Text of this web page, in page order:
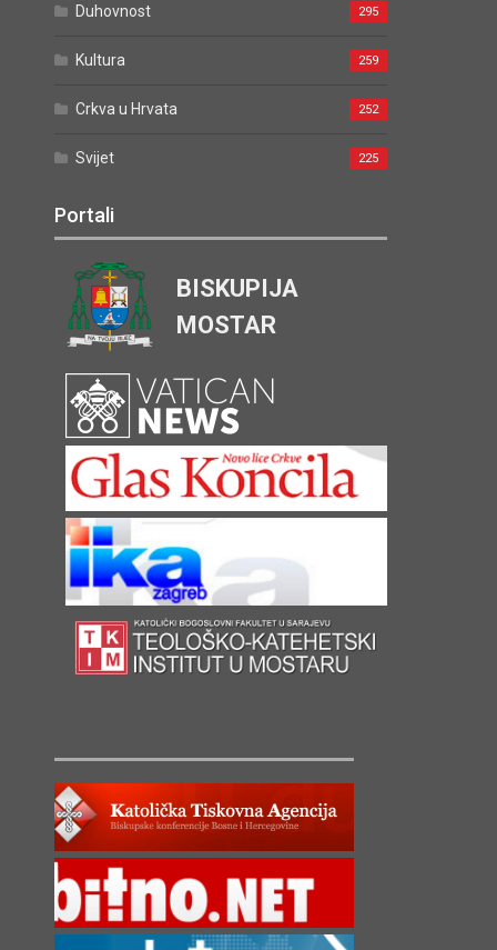
Duhovnost 295
Kultura 259
Crkva u Hrvata 252
Svijet 225
Portali
BISKUPIJA
MOSTAR